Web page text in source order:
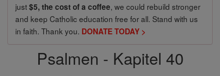
just$5, the cost of a coffee, we could rebuild stronger
and keep Catholic education free for all. Stand with us
in faith. Thank you. DONATE TODAY >
Psalmen - Kapitel 40